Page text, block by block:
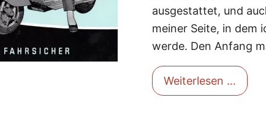
ausgestattet, und
meiner Seite, in dem
werde. Den Anfang
Weiterlesen …